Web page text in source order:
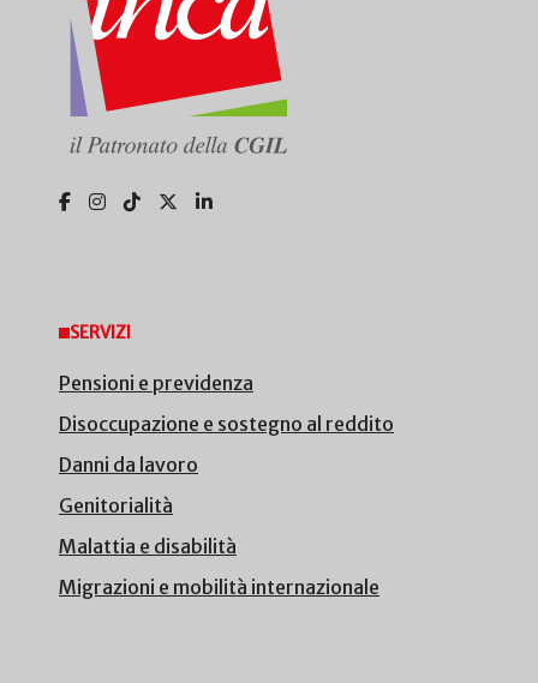
SERVIZI
Pensioni e previdenza
Disoccupazione e sostegno al reddito
Danni da lavoro
Genitorialità
Malattia e disabilità
Migrazioni e mobilità internazionale